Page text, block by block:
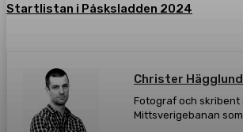
Startlistan i Påsksladden 2024
Christer Hägglund
Fotograf och skribent
Mittsverigebanan